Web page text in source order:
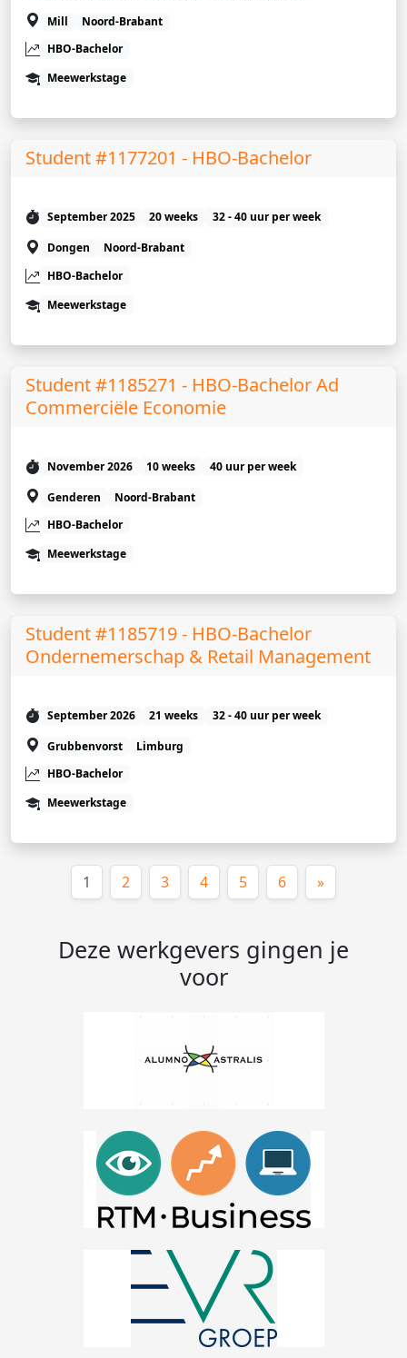
Mill
Noord-Brabant
HBO-Bachelor
Meewerkstage
Student #1177201 - HBO-Bachelor
September 2025 20 weeks
32 - 40 uur per week
Dongen
Noord-Brabant
HBO-Bachelor
Meewerkstage
Student #1185271 - HBO-Bachelor Ad
Commerciële Economie
November 2026 10 weeks
40 uur per week
Genderen
Noord-Brabant
HBO-Bachelor
Meewerkstage
Student #1185719 - HBO-Bachelor
Ondernemerschap & Retail Management
September 2026 21 weeks
32 - 40 uur per week
Grubbenvorst
Limburg
HBO-Bachelor
Meewerkstage
1 (huidige)
2 3 4 5 6 »
Deze werkgevers gingen je
voor